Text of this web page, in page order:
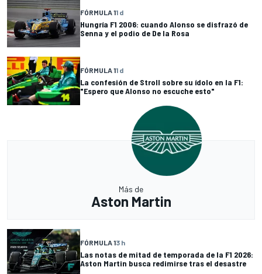
FÓRMULA 11 d
Hungría F1 2006: cuando Alonso se disfrazó de
Senna y el podio de De la Rosa
FÓRMULA 11 d
La confesión de Stroll sobre su ídolo en la F1:
"Espero que Alonso no escuche esto"
Más de
Aston Martin
FÓRMULA 13 h
Las notas de mitad de temporada de la F1 2026:
Aston Martin busca redimirse tras el desastre